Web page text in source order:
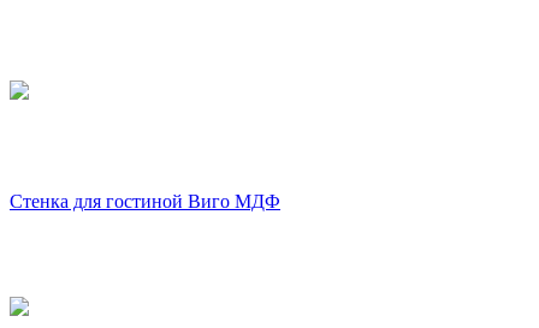
Стенка для гостиной Виго МДФ